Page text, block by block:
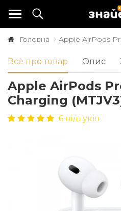
Головна Apple AirPods
Все про товар Опис
Apple AirPods
Charging
6 відгуків